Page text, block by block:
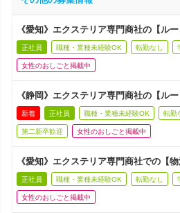
《愛知》エクステリア専門商社の【ルー
正社員 職種・業種未経験OK 転勤なし
女性のおしごと掲載中
《静岡》エクステリア専門商社の【ルー
新着 正社員 職種・業種未経験OK 転勤
第二新卒歓迎 女性のおしごと掲載中
《愛知》エクステリア専門商社での【物
正社員 職種・業種未経験OK 転勤なし
女性のおしごと掲載中